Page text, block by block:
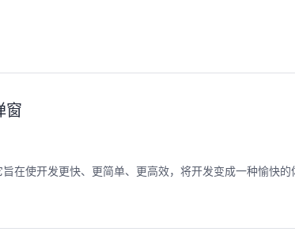
窗
使开发更快、更简单、更高效，将开发变成一种愉快的